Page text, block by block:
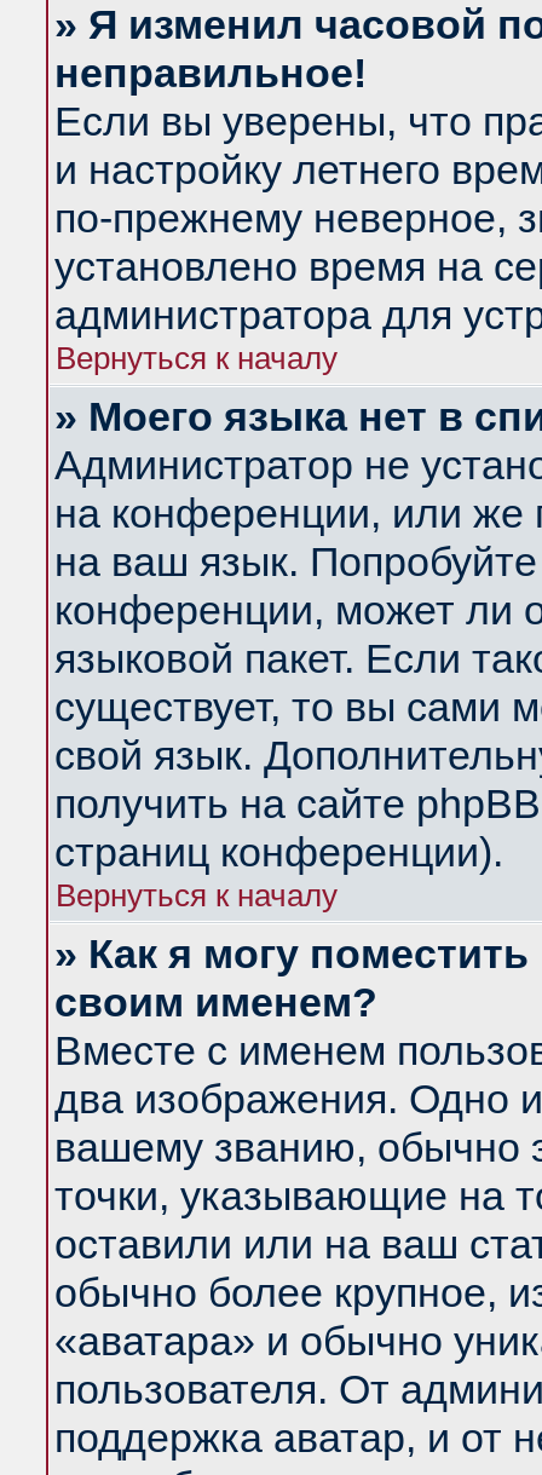
» Я изменил часовой
неправильное!
Если вы уверены, что
и настройку летнего
по-прежнему неверное,
установлено время на
администратора для
Вернуться к началу
» Моего языка нет в
Администратор не
на конференции, или же
на ваш язык.
конференции, может ли
языковой пакет. Если
существует, то вы сами
свой язык.
получить на сайте
страниц конференции).
Вернуться к началу
» Как я могу
своим именем?
Вместе с именем
два изображения. Одно
вашему званию, обычно
точки, указывающие на
оставили или на ваш
обычно более крупное,
«аватара» и обычно
пользователя. От
поддержка аватар, и от